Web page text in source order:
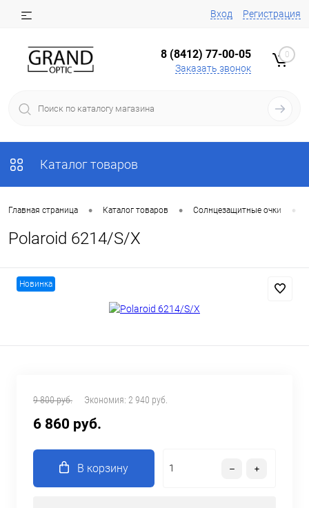
Вход Регистрация
8 (8412) 77-00-05
Заказать звонок
0
Каталог товаров
Главная страница • Каталог товаров • Солнцезащитные очки •
Polaroid 6214/S/X
Новинка
9 800 руб. Экономия: 2 940 руб.
6 860 руб.
В корзину